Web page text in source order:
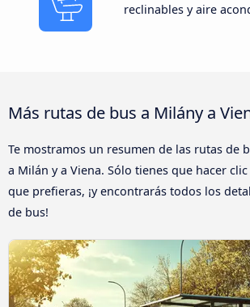
reclinables y aire
Más rutas de bus a Milány a
Te mostramos un resumen de las rutas de
a Milán y a Viena. Sólo tienes que hacer
que prefieras, ¡y encontrarás todos los
de bus!